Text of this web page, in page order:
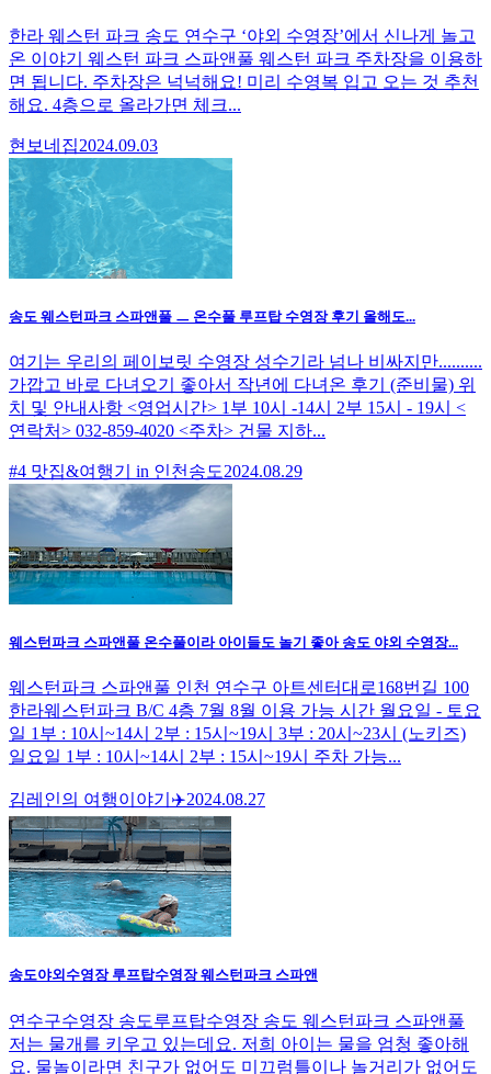
한라 웨스턴 파크 송도 연수구 ‘야외 수영장’에서 신나게 놀고
온 이야기 웨스턴 파크 스파앤풀 웨스턴 파크 주차장을 이용하
면 됩니다. 주차장은 넉넉해요! 미리 수영복 입고 오는 것 추천
해요. 4층으로 올라가면 체크...
현보네집2024.09.03
송도 웨스턴파크 스파앤풀 ㅡ 온수풀 루프탑 수영장 후기 올해도...
여기는 우리의 페이보릿 수영장 성수기라 넘나 비싸지만..........
가깝고 바로 다녀오기 좋아서 작년에 다녀온 후기 (준비물) 위
치 및 안내사항 <영업시간> 1부 10시 -14시 2부 15시 - 19시 <
연락처> 032-859-4020 <주차> 건물 지하...
#4 맛집&여행기 in 인천송도2024.08.29
웨스턴파크 스파앤풀 온수풀이라 아이들도 놀기 좋아 송도 야외 수영장...
웨스턴파크 스파앤풀 인천 연수구 아트센터대로168번길 100
한라웨스턴파크 B/C 4층 7월 8월 이용 가능 시간 월요일 - 토요
일 1부 : 10시~14시 2부 : 15시~19시 3부 : 20시~23시 (노키즈)
일요일 1부 : 10시~14시 2부 : 15시~19시 주차 가능...
김레인의 여행이야기✈️2024.08.27
송도야외수영장 루프탑수영장 웨스턴파크 스파앤
연수구수영장 송도루프탑수영장 송도 웨스턴파크 스파앤풀
저는 물개를 키우고 있는데요. 저희 아이는 물을 엄청 좋아해
요. 물놀이라면 친구가 없어도 미끄럼틀이나 놀거리가 없어도